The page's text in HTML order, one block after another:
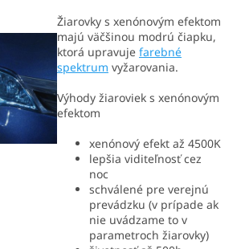
Žiarovky s xenónovým efektom
majú väčšinou modrú čiapku,
ktorá upravuje farebné
spektrum vyžarovania.
Výhody žiaroviek s xenónovým
efektom
xenónový efekt až 4500K
lepšia viditeľnosť cez
noc
schválené pre verejnú
prevádzku (v prípade ak
nie uvádzame to v
parametroch žiarovky)